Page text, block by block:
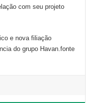
com seu projeto
e nova filiação
do grupo Havan.fonte